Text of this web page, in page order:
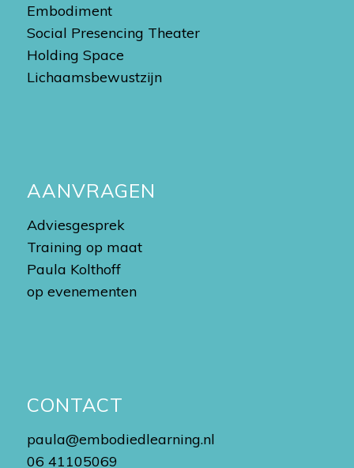
Embodiment
Social Presencing Theater
Holding Space
Lichaamsbewustzijn
AANVRAGEN
Adviesgesprek
Training op maat
Paula Kolthoff
op evenementen
CONTACT
paula@embodiedlearning.nl
06 41105069